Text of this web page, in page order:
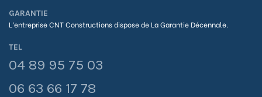
GARANTIE
L’entreprise CNT Constructions dispose de La Garantie Décennale.
TEL
04 89 95 75 03
06 63 66 17 78